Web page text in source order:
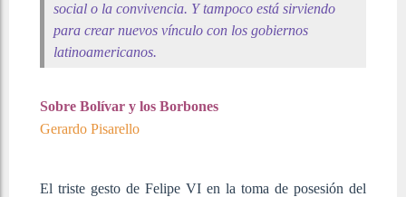
social o la convivencia. Y tampoco está sirviendo
para crear nuevos vínculo con los gobiernos
latinoamericanos.
Sobre Bolívar y los Borbones
Gerardo Pisarello
El triste gesto de Felipe VI en la toma de posesión del